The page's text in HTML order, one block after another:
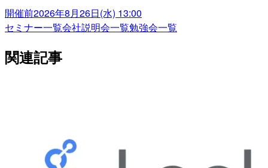
開催前2026年8月26日(水) 13:00
セミナー一覧会社説明会一覧勉強会一覧
関連記事